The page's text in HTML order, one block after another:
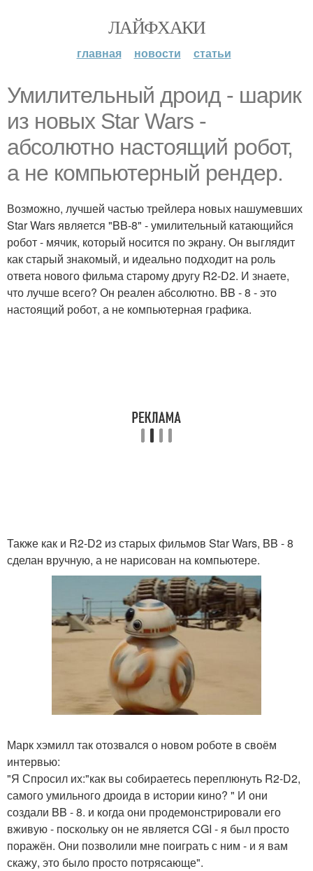
ЛАЙФХАКИ
главная новости статьи
Умилительный дроид - шарик
из новых Star Wars -
абсолютно настоящий робот,
а не компьютерный рендер.
Возможно, лучшей частью трейлера новых нашумевших
Star Wars является "BB-8" - умилительный катающийся
робот - мячик, который носится по экрану. Он выглядит
как старый знакомый, и идеально подходит на роль
ответа нового фильма старому другу R2-D2. И знаете,
что лучше всего? Он реален абсолютно. BB - 8 - это
настоящий робот, а не компьютерная графика.
Также как и R2-D2 из старых фильмов Star Wars, BB - 8
сделан вручную, а не нарисован на компьютере.
Марк хэмилл так отозвался о новом роботе в своём
интервью:
"Я Спросил их:"как вы собираетесь переплюнуть R2-D2,
самого умильного дроида в истории кино? " И они
создали BB - 8. и когда они продемонстрировали его
вживую - поскольку он не является CGI - я был просто
поражён. Они позволили мне поиграть с ним - и я вам
скажу, это было просто потрясающе".